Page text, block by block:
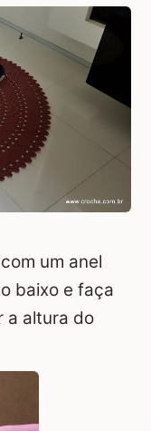
um anel
baixo e faça
a altura do